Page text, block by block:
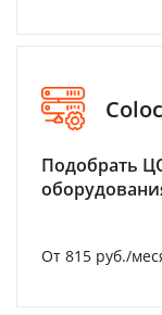
Подобрать
От 815 руб./